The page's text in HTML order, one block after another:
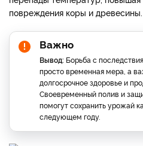
повреждения коры и древесины.
Важно
Вывод: Борьба с
просто временная мера, а
долгосрочное здоровье и
Своевременный полив и
помогут сохранить урожай
следующем году.